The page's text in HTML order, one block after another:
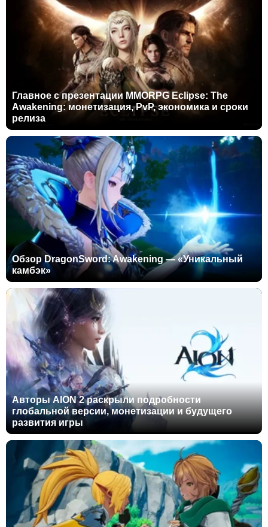
Главное с презентации MMORPG Eclipse: The
Awakening: монетизация, PvP, экономика и сроки
релиза
Обзор DragonSword: Awakening — «Уникальный
камбэк»
Авторы AION 2 раскрыли подробности
глобальной версии, монетизации и будущего
развития игры